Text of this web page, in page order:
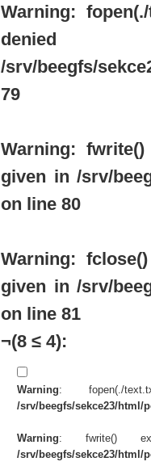
Warning:
/srv/beegfs/
79
Warning:
given in /srv/
on line 80
Warning:
given in /srv/
on line 81
¬(8 ≤ 4):
Warning: fopen(./
/srv/beegfs/sekce23/html/
Warning: fwrite()
/srv/beegfs/sekce23/html/